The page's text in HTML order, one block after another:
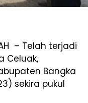
– Telah terjadi
Celuak,
Bangka
sekira pukul